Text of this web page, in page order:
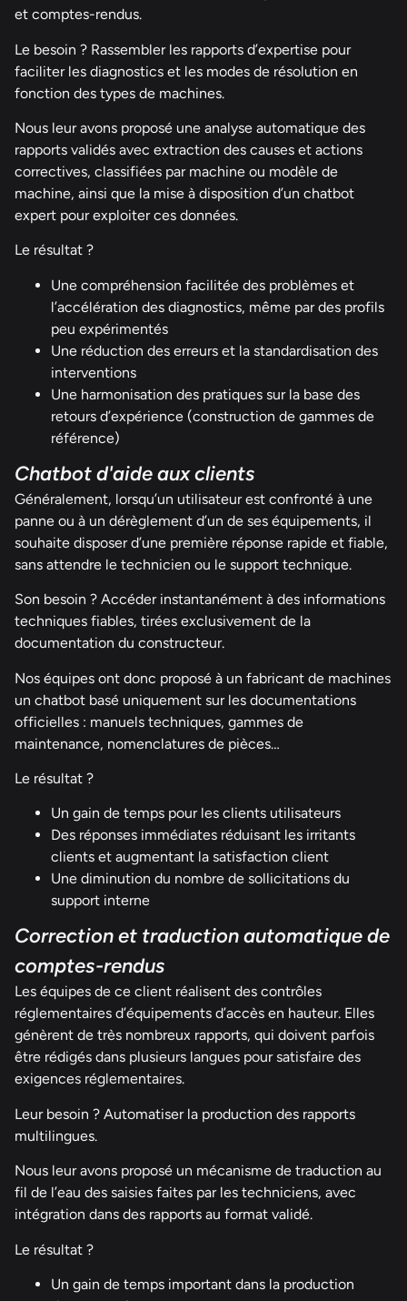
et comptes-rendus.
Le besoin ? Rassembler les rapports d’expertise pour
faciliter les diagnostics et les modes de résolution en
fonction des types de machines.
Nous leur avons proposé une analyse automatique des
rapports validés avec extraction des causes et actions
correctives, classifiées par machine ou modèle de
machine, ainsi que la mise à disposition d’un chatbot
expert pour exploiter ces données.
Le résultat ?
Une compréhension facilitée des problèmes et
l’accélération des diagnostics, même par des profils
peu expérimentés
Une réduction des erreurs et la standardisation des
interventions
Une harmonisation des pratiques sur la base des
retours d’expérience (construction de gammes de
référence)
Chatbot d'aide aux clients
Généralement, lorsqu’un utilisateur est confronté à une
panne ou à un dérèglement d’un de ses équipements, il
souhaite disposer d’une première réponse rapide et fiable,
sans attendre le technicien ou le support technique.
Son besoin ? Accéder instantanément à des informations
techniques fiables, tirées exclusivement de la
documentation du constructeur.
Nos équipes ont donc proposé à un fabricant de machines
un chatbot basé uniquement sur les documentations
officielles : manuels techniques, gammes de
maintenance, nomenclatures de pièces…
Le résultat ?
Un gain de temps pour les clients utilisateurs
Des réponses immédiates réduisant les irritants
clients et augmentant la satisfaction client
Une diminution du nombre de sollicitations du
support interne
Correction et traduction automatique de
comptes-rendus
Les équipes de ce client réalisent des contrôles
réglementaires d’équipements d’accès en hauteur. Elles
génèrent de très nombreux rapports, qui doivent parfois
être rédigés dans plusieurs langues pour satisfaire des
exigences réglementaires.
Leur besoin ? Automatiser la production des rapports
multilingues.
Nous leur avons proposé un mécanisme de traduction au
fil de l’eau des saisies faites par les techniciens, avec
intégration dans des rapports au format validé.
Le résultat ?
Un gain de temps important dans la production